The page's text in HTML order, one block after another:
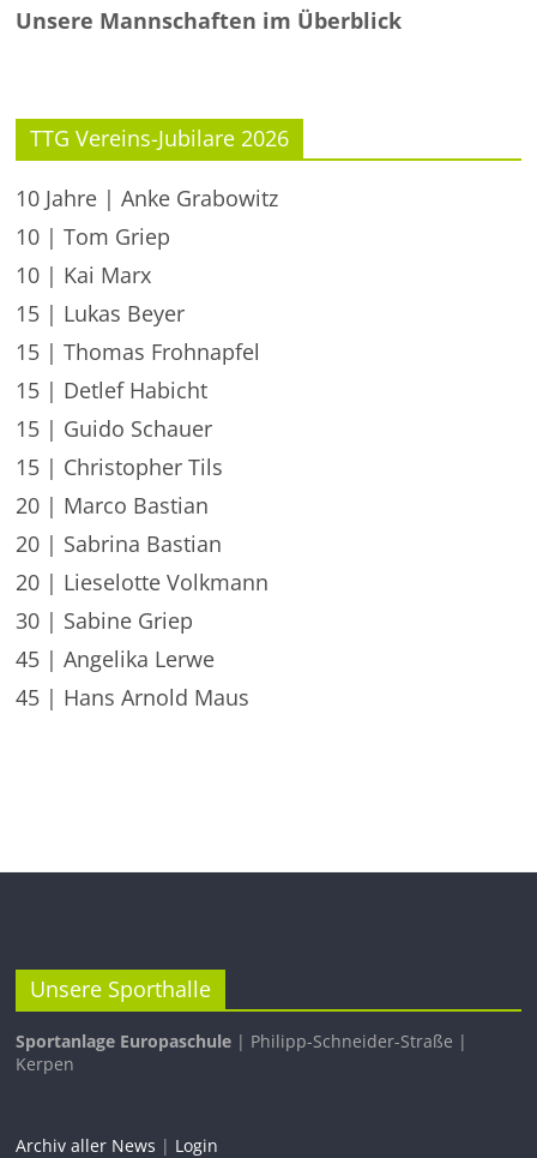
Unsere Mannschaften im Überblick
TTG Vereins-Jubilare 2026
10 Jahre | Anke Grabowitz
10 | Tom Griep
10 | Kai Marx
15 | Lukas Beyer
15 | Thomas Frohnapfel
15 | Detlef Habicht
15 | Guido Schauer
15 | Christopher Tils
20 | Marco Bastian
20 | Sabrina Bastian
20 | Lieselotte Volkmann
30 | Sabine Griep
45 | Angelika Lerwe
45 | Hans Arnold Maus
Unsere Sporthalle
Sportanlage Europaschule | Philipp-Schneider-Straße |
Kerpen
Archiv aller News | Login